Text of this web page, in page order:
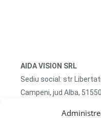
AIDA VISION SRL
Sediu social: str
Campeni, jud Alba,